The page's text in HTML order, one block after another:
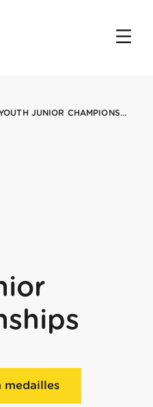
WORLD YOUTH JUNIOR CHAMPIONSHIPS 30012019 BREZNO
medailles